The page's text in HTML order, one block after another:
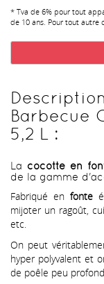
* Tva de 6% pour tout
de 10 ans. Pour tout autre
Barbecue
5,2 L :
La cocotte en
de la gamme
Fabriqué en fonte
mijoter un ragoût,
etc.
On peut
hyper polyvalent et
de poêle peu